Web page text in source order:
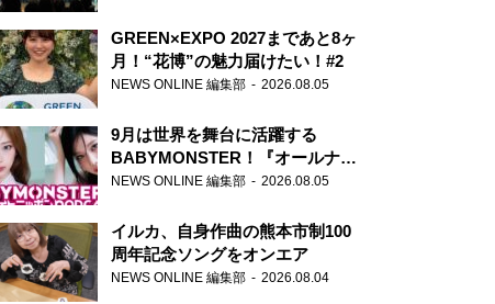
GREEN×EXPO 2027まであと8ヶ
月！“花博”の魅力届けたい！#2
NEWS ONLINE 編集部 2026.08.05
9月は世界を舞台に活躍する
BABYMONSTER！『オールナイ
トニッポンPODCAST』月替わり
NEWS ONLINE 編集部 2026.08.05
イルカ、自身作曲の熊本市制100
周年記念ソングをオンエア
NEWS ONLINE 編集部 2026.08.04